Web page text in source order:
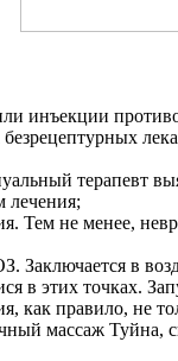
инъекции
терапевт
лечения;
Тем не менее,
в
этих точках.
как правило, не
массаж